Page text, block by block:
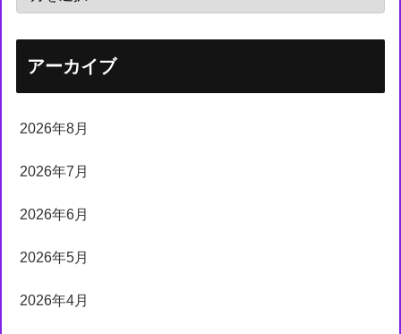
アーカイブ
2026年8月
2026年7月
2026年6月
2026年5月
2026年4月